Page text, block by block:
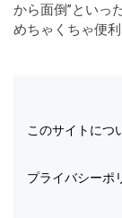
から面倒”といっ
めちゃくちゃ便
このサイトにつ
プライバシーポ